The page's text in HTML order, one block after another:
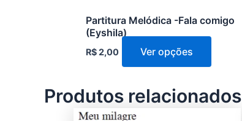
Partitura Melódica -Fala comigo
(Eyshila)
R$2,00 Ver opções
do
Produtos relacionados